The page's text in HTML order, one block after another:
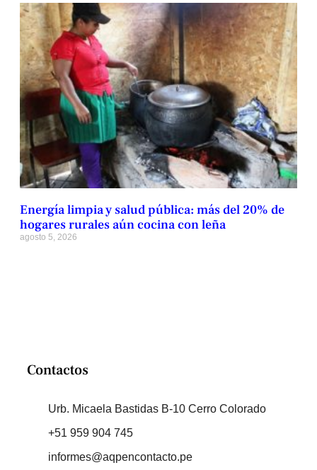
Energía limpia y salud pública: más del 20% de
hogares rurales aún cocina con leña
agosto 5, 2026
Contactos
Urb. Micaela Bastidas B-10 Cerro Colorado
+51 959 904 745
informes@aqpencontacto.pe